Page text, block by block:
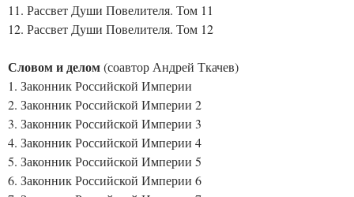
11. Рассвет Души Повелителя. Том 11
12. Рассвет Души Повелителя. Том 12
Словом и делом(соавтор Андрей Ткачев)
1. Законник Российской Империи
2. Законник Российской Империи 2
3. Законник Российской Империи 3
4. Законник Российской Империи 4
5. Законник Российской Империи 5
6. Законник Российской Империи 6